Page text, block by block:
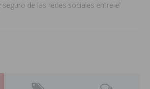
de las redes sociales entre el